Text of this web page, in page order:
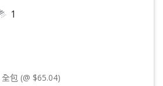
1
全包 (@ $65.04)